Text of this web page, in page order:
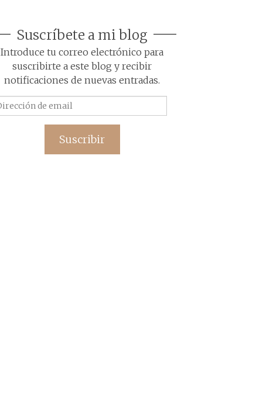
Suscríbete a mi blog
Introduce tu correo electrónico para
suscribirte a este blog y recibir
notificaciones de nuevas entradas.
de
Suscribir